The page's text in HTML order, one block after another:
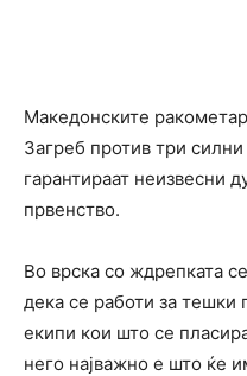
Македонските
Загреб против три
гарантираат неизвесни
првенство.
Во врска со ждрепката
дека се работи за тешки
екипи кои што се
него најважно е што ќе